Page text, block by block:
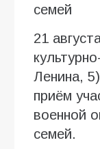
семей
21
Ленина,
приём
военной
семей.